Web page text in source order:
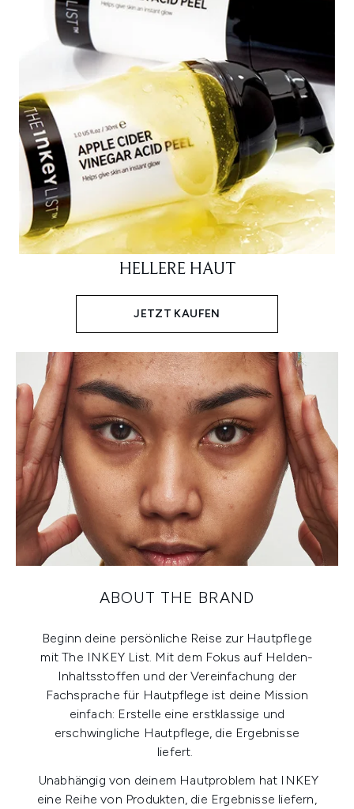
HELLERE HAUT
JETZT KAUFEN
ABOUT THE BRAND
Beginn deine persönliche Reise zur Hautpflege
mit The INKEY List. Mit dem Fokus auf Helden-
Inhaltsstoffen und der Vereinfachung der
Fachsprache für Hautpflege ist deine Mission
einfach: Erstelle eine erstklassige und
erschwingliche Hautpflege, die Ergebnisse
liefert.
Unabhängig von deinem Hautproblem hat INKEY
eine Reihe von Produkten, die Ergebnisse liefern,